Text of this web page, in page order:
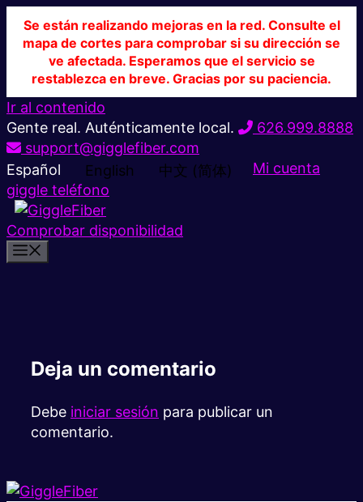
Se están realizando mejoras en la red. Consulte el
mapa de cortes para comprobar si su dirección se
ve afectada. Esperamos que el servicio se
restablezca en breve. Gracias por su paciencia.
Ir al contenido
Gente real. Auténticamente local.
626.999.8888
support@gigglefiber.com
Español
English 中文 (简体)
Mi cuenta
giggle teléfono
Comprobar disponibilidad
Deja un comentario
Debe iniciar sesión para publicar un
comentario.